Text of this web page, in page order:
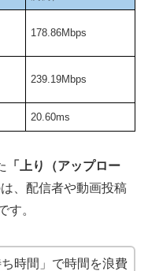
178.86Mbps
239.19Mbps
20.60ms
「上り（アップロー
、配信者や動画投稿
す。
時間」で時間を浪費